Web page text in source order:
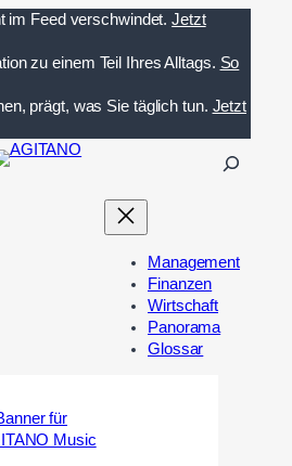
im Feed verschwindet. Jetzt
zu einem Teil Ihres Alltags. So
prägt, was Sie täglich tun. Jetzt
n
Management
Finanzen
Wirtschaft
Panorama
Glossar